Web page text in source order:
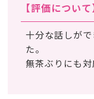
【評価について
十分な話しが
た。
無茶ぶりにも対